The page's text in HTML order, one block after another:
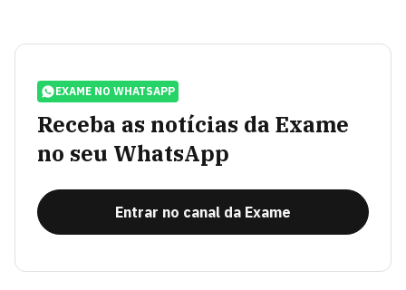
EXAME NO WHATSAPP
Receba as notícias da Exame
no seu WhatsApp
Entrar no canal da Exame